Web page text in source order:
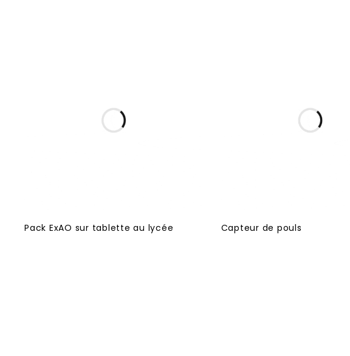
Pack ExAO sur tablette au lycée Capteur de pouls